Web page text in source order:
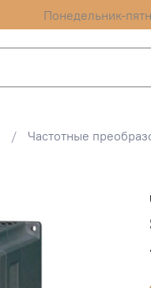
Понедельник-
Частотные